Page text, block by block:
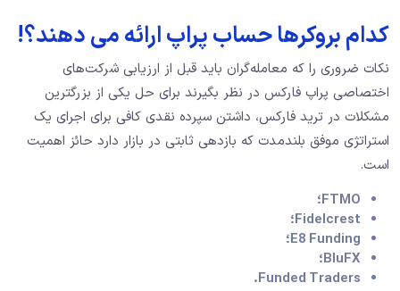
کدام بروکرها حساب پراپ ارائه می دهند؟!
نکات ضروری را که معامله‌گران باید قبل از ارزیابی شرکت‌های
اختصاصی پراپ فارکس در نظر بگیرند برای حل یکی از بزرگترین
مشکلات در ترید فارکس، داشتن سپرده نقدی کافی برای اجرای یک
استراتژی موفق بلندمدت که بازدهی ثابتی در بازار دارد حائز اهمیت
است.
FTMO؛
Fidelcrest؛
E8 Funding؛
BluFX؛
Funded Traders.